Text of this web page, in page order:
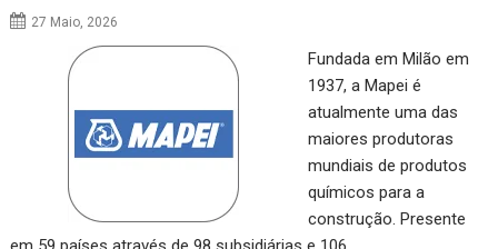
27 Maio, 2026
Fundada em Milão em
1937, a Mapei é
atualmente uma das
maiores produtoras
mundiais de produtos
químicos para a
construção. Presente